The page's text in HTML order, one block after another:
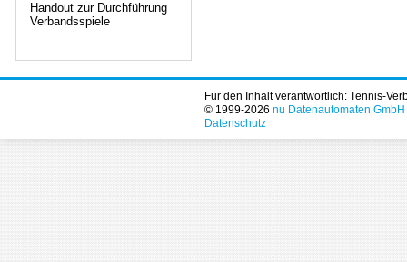
Handout zur Durchführung
Verbandsspiele
Für den Inhalt verantwortlich: Tennis-
© 1999-2026 nu Datenautomaten
Datenschutz